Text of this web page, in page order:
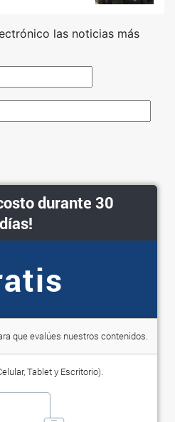
las noticias más
durante 30
días!
que evalúes nuestros contenidos.
Tablet y Escritorio).